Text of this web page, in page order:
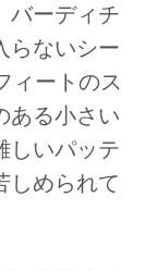
バーディチ
らないシー
ィートのス
ある小さい
しいパッテ
しめられて